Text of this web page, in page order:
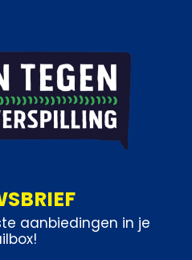
aanbiedingen in je